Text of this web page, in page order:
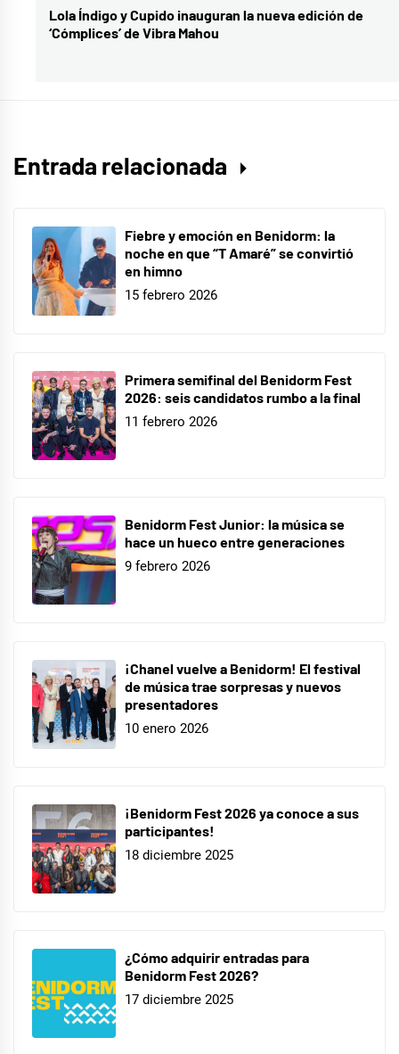
Entrada
siguiente:
Lola Índigo y Cupido inauguran la nueva edición de
‘Cómplices’ de Vibra Mahou
Entrada relacionada
Fiebre y emoción en Benidorm: la
noche en que “T Amaré” se convirtió
en himno
15 febrero 2026
Primera semifinal del Benidorm Fest
2026: seis candidatos rumbo a la final
11 febrero 2026
Benidorm Fest Junior: la música se
hace un hueco entre generaciones
9 febrero 2026
¡Chanel vuelve a Benidorm! El festival
de música trae sorpresas y nuevos
presentadores
10 enero 2026
¡Benidorm Fest 2026 ya conoce a sus
participantes!
18 diciembre 2025
¿Cómo adquirir entradas para
Benidorm Fest 2026?
17 diciembre 2025